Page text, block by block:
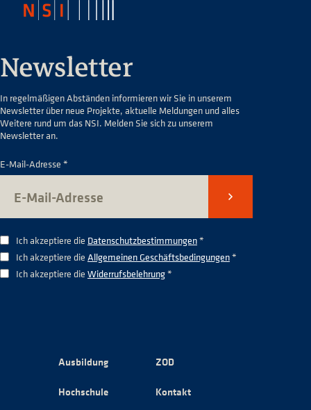
Newsletter
In regelmäßigen Abständen informieren wir Sie in unserem
Newsletter über neue Projekte, aktuelle Meldungen und alles
Weitere rund um das NSI. Melden Sie sich zu unserem
Newsletter an.
E-Mail-Adresse *
Senden
Ich akzeptiere die Datenschutzbestimmungen*
Ich akzeptiere die Allgemeinen Geschäftsbedingungen*
Ich akzeptiere die Widerrufsbelehrung*
Ausbildung
Hochschule
ZOD
Kontakt